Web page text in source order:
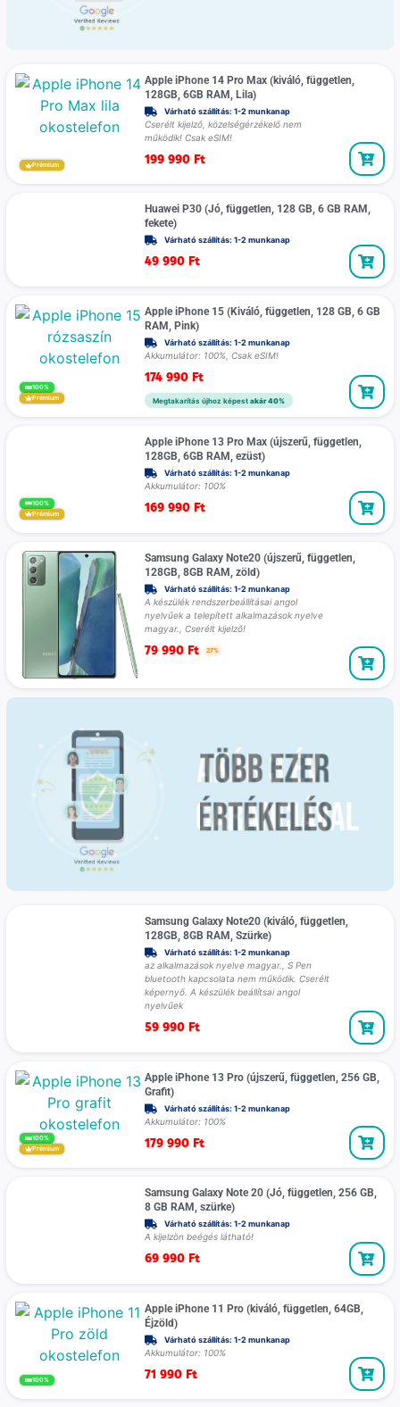
Prémium
Apple iPhone 14 Pro Max (kiváló, független,
128GB, 6GB RAM, Lila)
Várható szállítás: 1-2 munkanap
Cserélt kijelző, közelségérzékelő nem
működik! Csak eSIM!
199 990 Ft
Huawei P30 (Jó, független, 128 GB, 6 GB RAM,
fekete)
Várható szállítás: 1-2 munkanap
49 990 Ft
100%
Prémium
Apple iPhone 15 (Kiváló, független, 128 GB, 6 GB
RAM, Pink)
Várható szállítás: 1-2 munkanap
Akkumulátor: 100%, Csak eSIM!
174 990 Ft
Megtakarítás újhoz képest akár 40%
100%
Prémium
Apple iPhone 13 Pro Max (újszerű, független,
128GB, 6GB RAM, ezüst)
Várható szállítás: 1-2 munkanap
Akkumulátor: 100%
169 990 Ft
Samsung Galaxy Note20 (újszerű, független,
128GB, 8GB RAM, zöld)
Várható szállítás: 1-2 munkanap
A készülék rendszerbeállításai angol
nyelvűek a telepített alkalmazások nyelve
magyar., Cserélt kijelző!
79 990 Ft 27%
Samsung Galaxy Note20 (kiváló, független,
128GB, 8GB RAM, Szürke)
Várható szállítás: 1-2 munkanap
az alkalmazások nyelve magyar., S Pen
bluetooth kapcsolata nem működik. Cserélt
képernyő. A készülék beállítsai angol
nyelvűek
59 990 Ft
100%
Prémium
Apple iPhone 13 Pro (újszerű, független, 256 GB,
Grafit)
Várható szállítás: 1-2 munkanap
Akkumulátor: 100%
179 990 Ft
Samsung Galaxy Note 20 (Jó, független, 256 GB,
8 GB RAM, szürke)
Várható szállítás: 1-2 munkanap
A kijelzön beégés látható!
69 990 Ft
100%
Apple iPhone 11 Pro (kiváló, független, 64GB,
Éjzöld)
Várható szállítás: 1-2 munkanap
Akkumulátor: 100%
71 990 Ft